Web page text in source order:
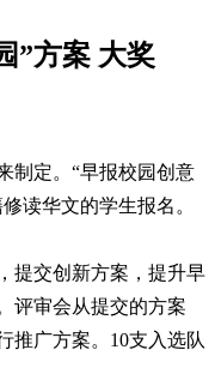
”方案 大奖
制定。“早报校园创意
读华文的学生报名。
提交创新方案，提升早
评审会从提交的方案
推广方案。10支入选队